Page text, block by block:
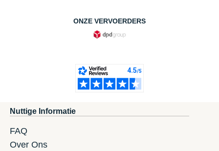
ONZE VERVOERDERS
Nuttige Informatie
FAQ
Over Ons